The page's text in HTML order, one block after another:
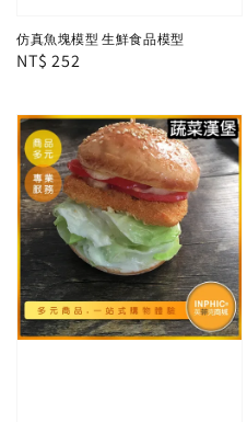
仿真魚塊模型 生鮮食品模型
Regular
NT$ 252